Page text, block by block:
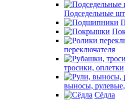
Подседельные
переключателя
тросики, оплетки
выносы, рулевые,
Сёдла